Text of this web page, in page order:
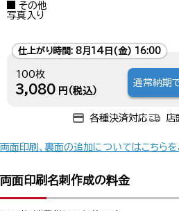
その他
写真入り
仕上がり時間: 8月14日(金) 16:00
100枚
3,080 円（税込）
通常納期
各種決済対応 店
両面印刷、裏面の追加についてはこちらを
両面印刷名刺作成の料金